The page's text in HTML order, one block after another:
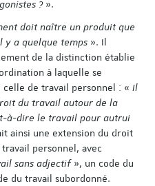
?».
doit naître un produit que
y a quelque temps ». Il
de la distinction établie
à laquelle se
de travail personnel : « Il
du travail autour de la
à-dire le travail pour autrui
ainsi une extension du droit
personnel, avec
sans adjectif», un code du
du travail subordonné.